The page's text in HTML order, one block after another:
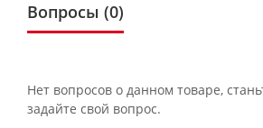
Вопросы (0)
Нет вопросов о данном товаре,
задайте свой вопрос.